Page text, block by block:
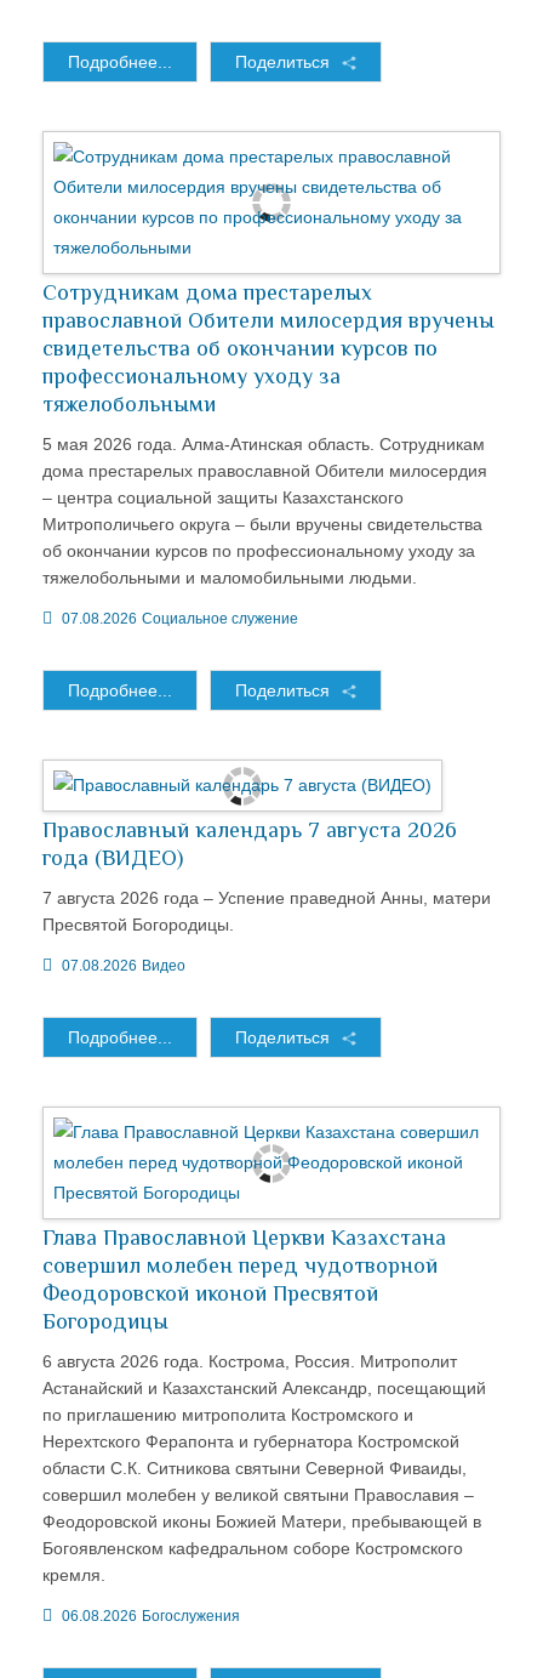
Подробнее... Поделиться
Сотрудникам дома престарелых
православной Обители милосердия вручены
свидетельства об окончании курсов по
профессиональному уходу за
тяжелобольными
5 мая 2026 года. Алма-Атинская область. Сотрудникам
дома престарелых православной Обители милосердия
– центра социальной защиты Казахстанского
Митрополичьего округа – были вручены свидетельства
об окончании курсов по профессиональному уходу за
тяжелобольными и маломобильными людьми.
07.08.2026 Социальное служение
Подробнее... Поделиться
Православный календарь 7 августа 2026
года (ВИДЕО)
7 августа 2026 года – Успение праведной Анны, матери
Пресвятой Богородицы.
07.08.2026 Видео
Подробнее... Поделиться
Глава Православной Церкви Казахстана
совершил молебен перед чудотворной
Феодоровской иконой Пресвятой
Богородицы
6 августа 2026 года. Кострома, Россия. Митрополит
Астанайский и Казахстанский Александр, посещающий
по приглашению митрополита Костромского и
Нерехтского Ферапонта и губернатора Костромской
области С.К. Ситникова святыни Северной Фиваиды,
совершил молебен у великой святыни Православия –
Феодоровской иконы Божией Матери, пребывающей в
Богоявленском кафедральном соборе Костромского
кремля.
06.08.2026 Богослужения